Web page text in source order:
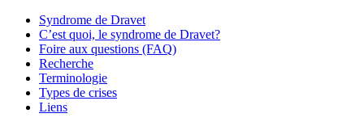
Syndrome de Dravet
C’est quoi, le syndrome de Dravet?
Foire aux questions (FAQ)
Recherche
Terminologie
Types de crises
Liens